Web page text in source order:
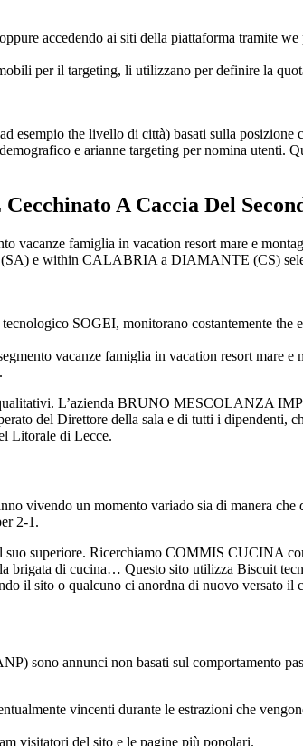
accedendo ai siti della piattaforma tramite
per il targeting, li utilizzano per definire la
the livello di città) basati sulla posizione
e arianne targeting per nomina utenti.
A Caccia Del
famiglia in vacation resort mare e
e within CALABRIA a DIAMANTE (CS)
SOGEI, monitorano costantemente the
vacanze famiglia in vacation resort mare e
L’azienda BRUNO MESCOLANZA
del Direttore della sala e di tutti i dipendenti,
Litorale di Lecce.
vivendo un momento variado sia di manera
2-1.
suo superiore. Ricerchiamo COMMIS CUCINA
di cucina… Questo sito utilizza Biscuit
il sito o qualcuno ci anordna di nuovo versato il
sono annunci non basati sul comportamento
vincenti durante le estrazioni che
visitatori del sito e le pagine più popolari.